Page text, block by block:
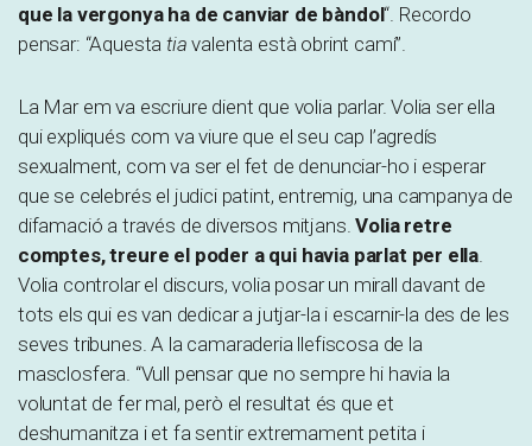
que la vergonya ha de canviar de bàndol“. Recordo
pensar: “Aquestatia valenta està obrint camí”.
La Mar em va escriure dient que volia parlar. Volia ser ella
qui expliqués com va viure que el seu cap l’agredís
sexualment, com va ser el fet de denunciar-ho i esperar
que se celebrés el judici patint, entremig, una campanya de
difamació a través de diversos mitjans.Volia retre
comptes, treure el poder a qui havia parlat per ella
Volia controlar el discurs, volia posar un mirall davant de
tots els qui es van dedicar a jutjar-la i escarnir-la des de les
seves tribunes. A la camaraderia llefiscosa de la
masclosfera. “Vull pensar que no sempre hi havia la
voluntat de fer mal, però el resultat és que et
deshumanitza i et fa sentir extremament petita i